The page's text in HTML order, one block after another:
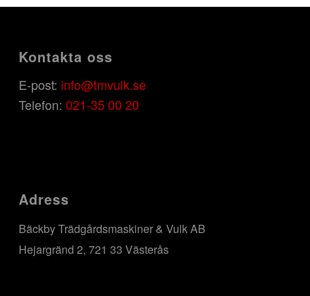
Kontakta oss
E-post: info@tmvulk.se
Telefon: 021-35 00 20
Adress
Bäckby Trädgårdsmaskiner & Vulk AB
Hejargränd 2, 721 33 Västerås